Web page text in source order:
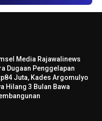
Media Rajawalinews
Dugaan Penggelapan
Juta, Kades Argomulyo
Hilang 3 Bulan Bawa